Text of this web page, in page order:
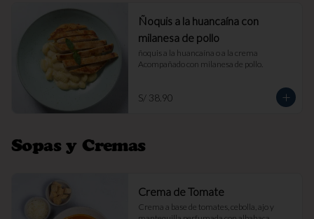
Ñoquis a la huancaína con
milanesa de pollo
ñoquis a la huancaína o a la crema
Acompañado con milanesa de pollo.
S/ 38.90
Sopas y Cremas
Crema de Tomate
Crema a base de tomates, cebolla, ajo y